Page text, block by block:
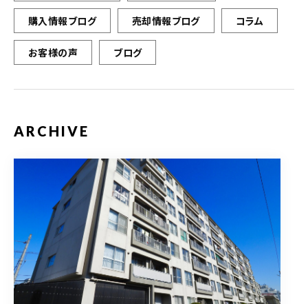
購入情報ブログ 売却情報ブログ コラム
お客様の声 ブログ
ARCHIVE